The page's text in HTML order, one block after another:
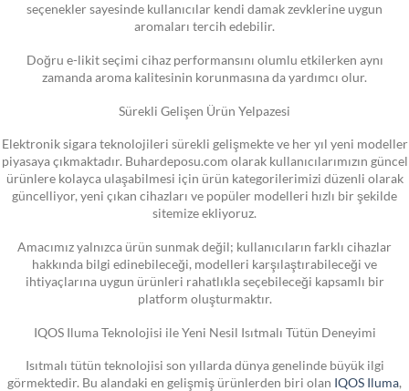
seçenekler sayesinde kullanıcılar kendi damak zevklerine uygun
aromaları tercih edebilir.
Doğru e-likit seçimi cihaz performansını olumlu etkilerken aynı
zamanda aroma kalitesinin korunmasına da yardımcı olur.
Sürekli Gelişen Ürün Yelpazesi
Elektronik sigara teknolojileri sürekli gelişmekte ve her yıl yeni modeller
piyasaya çıkmaktadır. Buhardeposu.com olarak kullanıcılarımızın güncel
ürünlere kolayca ulaşabilmesi için ürün kategorilerimizi düzenli olarak
güncelliyor, yeni çıkan cihazları ve popüler modelleri hızlı bir şekilde
sitemize ekliyoruz.
Amacımız yalnızca ürün sunmak değil; kullanıcıların farklı cihazlar
hakkında bilgi edinebileceği, modelleri karşılaştırabileceği ve
ihtiyaçlarına uygun ürünleri rahatlıkla seçebileceği kapsamlı bir
platform oluşturmaktır.
IQOS Iluma Teknolojisi ile Yeni Nesil Isıtmalı Tütün Deneyimi
Isıtmalı tütün teknolojisi son yıllarda dünya genelinde büyük ilgi
görmektedir. Bu alandaki en gelişmiş ürünlerden biri olan IQOS Iluma,